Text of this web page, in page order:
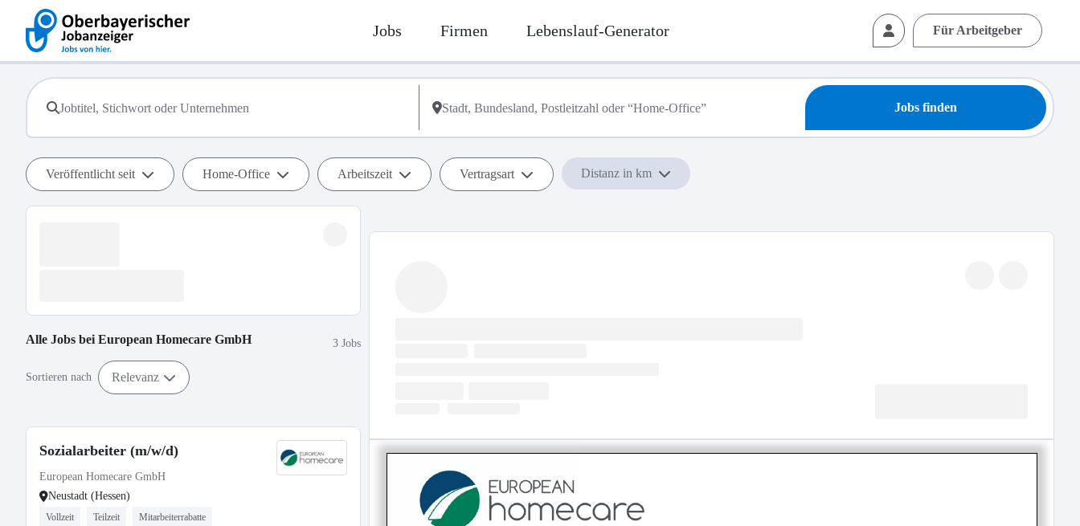
Jobs Firmen Lebenslauf-Generator Für Arbeitgeber
Jobs finden
Veröffentlicht seit Home-Office Arbeitszeit Vertragsart Distanz in km
Alle Jobs bei European Homecare GmbH 3 Jobs
Sortieren nach Relevanz
Sozialarbeiter (m/w/d)
European Homecare GmbH
Neustadt (Hessen)
Vollzeit Teilzeit Mitarbeiterrabatte